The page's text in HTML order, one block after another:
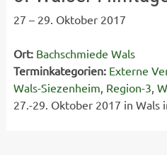
27 – 29. Oktober 2017
Ort: Bachschmiede Wals
Terminkategorien: Externe
Wals-Siezenheim, Region-3,
27.-29. Oktober 2017 in Wals